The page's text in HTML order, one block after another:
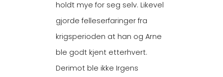
holdt mye for seg selv. Likevel
gjorde felleserfaringer fra
krigsperioden at han og Arne
ble godt kjent etterhvert.
Derimot ble ikke Irgens